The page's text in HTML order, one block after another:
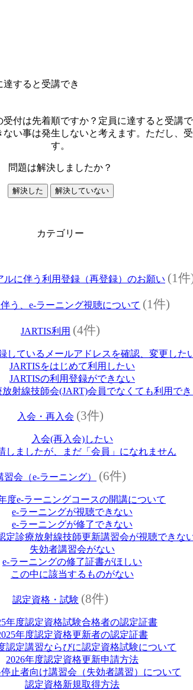
すると受講でき
付は先着順ですか？定員に達すると受講
い事は発生しないと考えます。ただし、
す。
問題は解決しましたか？
解決した 解決していない
カテゴリー
ルに伴う利用登録（再登録）のお願い (1件
う、e-ラーニング視聴について (1件)
JARTIS利用 (4件)
しているメールアドレスを確認、変更した
JARTISをはじめて利用したい
JARTISの利用登録ができない
射線技師会(JART)会員でなくても利用で
入会・再入会 (3件)
入会(再入会)したい
しましたが、まだ「会員」になれません
習会（e‐ラーニング） (6件)
度e‐ラーニングコースの開講について
e‐ラーニングが視聴できない
e‐ラーニングが修了できない
定診療放射線技師更新講習会が視聴できな
失効者講習会がない
e‐ラーニングの修了証書がほしい
この中に該当するものがない
認定資格・試験 (8件)
年度認定資格試験合格者の認定証書
年度認定資格更新者の認定証書
認定講習ならびに認定資格試験について
2026年度認定資格更新申請方法
止者向け講習会（失効者講習）について
認定資格新規取得方法